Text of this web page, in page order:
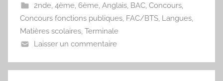
2nde, 4ème, 6ème, Anglais, BAC, Concours,
Concours fonctions publiques, FAC/BTS, Langues,
Matières scolaires, Terminale
Laisser un commentaire